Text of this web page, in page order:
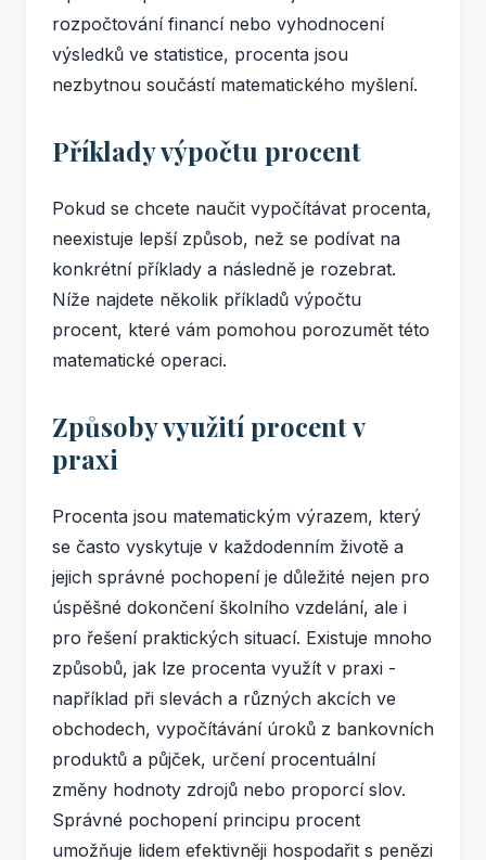
rozpočtování financí nebo vyhodnocení
výsledků ve statistice, procenta jsou
nezbytnou součástí matematického myšlení.
Příklady výpočtu procent
Pokud se chcete naučit vypočítávat procenta,
neexistuje lepší způsob, než se podívat na
konkrétní příklady a následně je rozebrat.
Níže najdete několik příkladů výpočtu
procent, které vám pomohou porozumět této
matematické operaci.
Způsoby využití procent v
praxi
Procenta jsou matematickým výrazem, který
se často vyskytuje v každodenním životě a
jejich správné pochopení je důležité nejen pro
úspěšné dokončení školního vzdelání, ale i
pro řešení praktických situací. Existuje mnoho
způsobů, jak lze procenta využít v praxi -
například při slevách a různých akcích ve
obchodech, vypočítávání úroků z bankovních
produktů a půjček, určení procentuální
změny hodnoty zdrojů nebo proporcí slov.
Správné pochopení principu procent
umožňuje lidem efektivněji hospodařit s penězi